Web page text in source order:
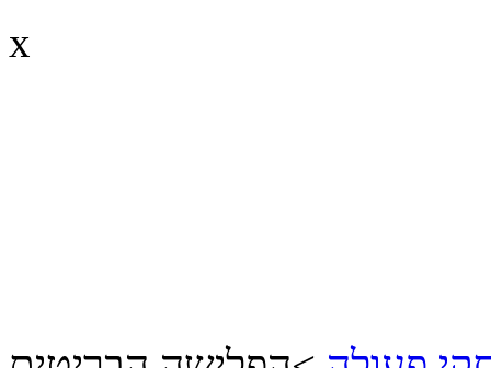
x